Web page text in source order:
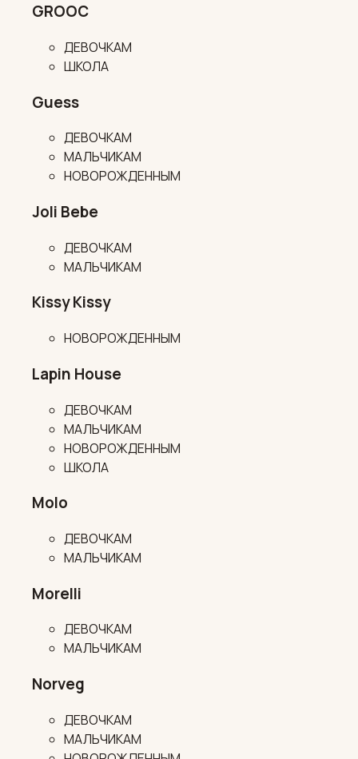
GROOC
ДЕВОЧКАМ
ШКОЛА
Guess
ДЕВОЧКАМ
МАЛЬЧИКАМ
НОВОРОЖДЕННЫМ
Joli Bebe
ДЕВОЧКАМ
МАЛЬЧИКАМ
Kissy Kissy
НОВОРОЖДЕННЫМ
Lapin House
ДЕВОЧКАМ
МАЛЬЧИКАМ
НОВОРОЖДЕННЫМ
ШКОЛА
Molo
ДЕВОЧКАМ
МАЛЬЧИКАМ
Morelli
ДЕВОЧКАМ
МАЛЬЧИКАМ
Norveg
ДЕВОЧКАМ
МАЛЬЧИКАМ